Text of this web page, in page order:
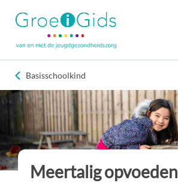
Basisschoolkind
Meertalig opvoeden